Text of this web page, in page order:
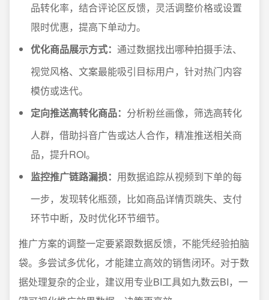
品转化率，结合评论区反馈，灵活调整价格或设置
限时优惠，提高下单动力。
优化商品展示方式： 通过数据找出哪种拍摄手法、
视觉风格、文案最能吸引目标用户，针对热门内容
模仿或迭代。
定向推送高转化商品： 分析粉丝画像，筛选高转化
人群，借助抖音广告或达人合作，精准推送相关商
品，提升ROI。
监控推广链路漏损： 用数据追踪从视频到下单的每
一步，发现转化瓶颈，比如商品详情页跳失、支付
环节中断，及时优化环节细节。
推广方案的调整一定要紧跟数据反馈，不能凭经验拍脑
袋。多尝试多优化，才能建立高效的销售闭环。对于数
据处理复杂的企业，建议用专业BI工具如九数云BI，一